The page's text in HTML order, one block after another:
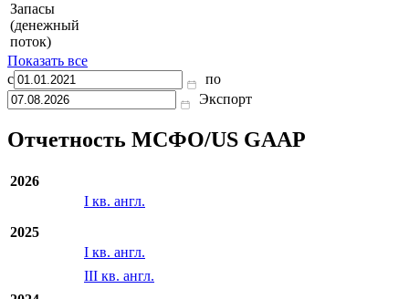
Запасы
(денежный
поток)
Показать все
с
по
Экспорт
Отчетность МСФО/US GAAP
2026
I кв. англ.
2025
I кв. англ.
III кв. англ.